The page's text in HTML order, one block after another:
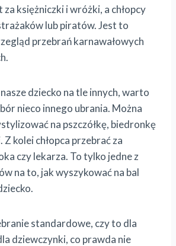
księżniczki i wróżki, a chłopcy
lub piratów. Jest to
przebrań karnawałowych
dziecko na tle innych, warto
nieco innego ubrania. Można
na pszczółkę, biedronkę
kolei chłopca przebrać za
czy lekarza. To tylko jedne z
na to, jak wyszykować na bal
standardowe, czy to dla
dziewczynki, co prawda nie